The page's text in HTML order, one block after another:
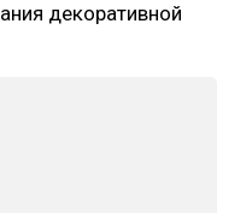
декоративной